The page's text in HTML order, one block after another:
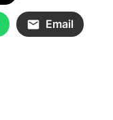
Email